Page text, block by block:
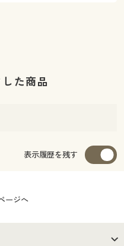
た商品
表示履歴を残す
ージへ